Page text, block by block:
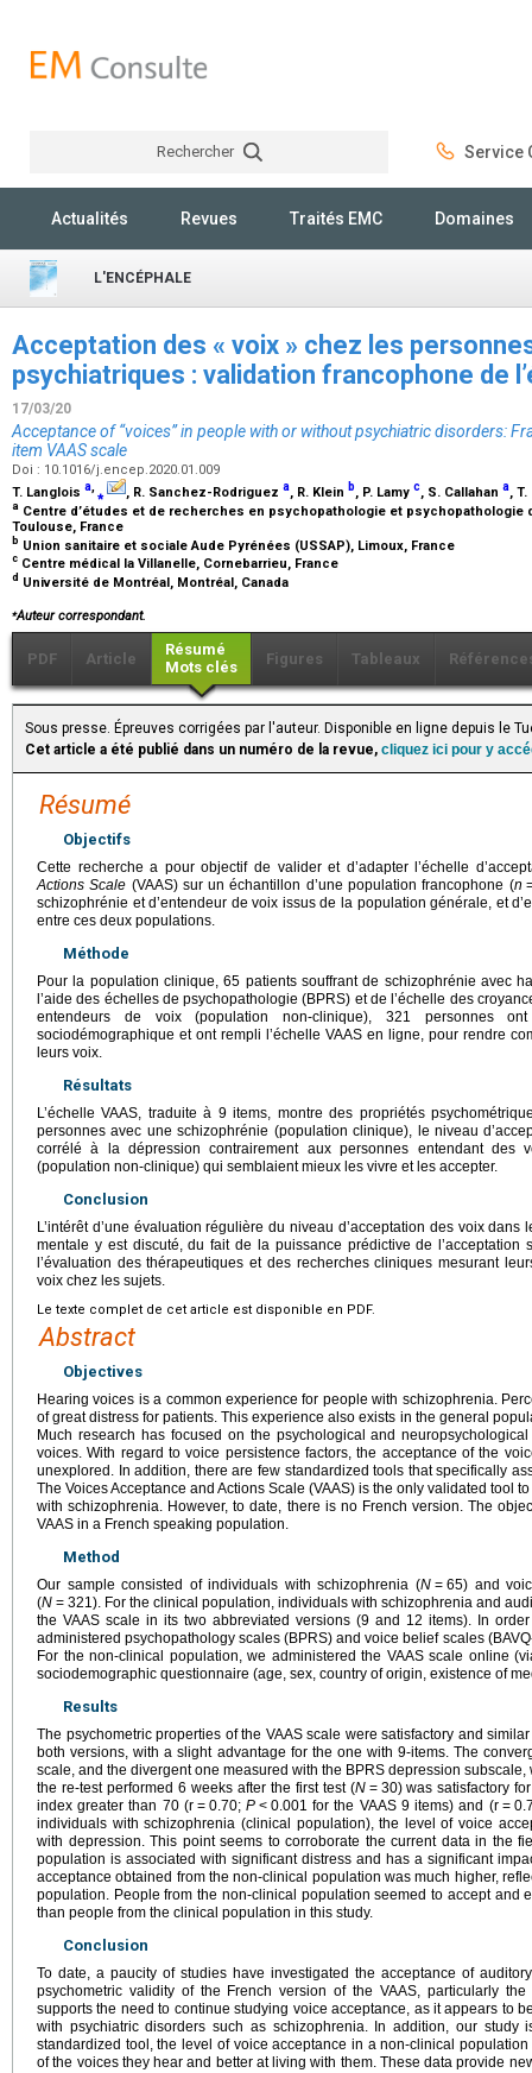
Rechercher Service
Actualités Revues Traités EMC Domaines
L'ENCÉPHALE
Acceptation des « voix » chez les
psychiatriques : validation francophone de
17/03/20
Acceptance of “voices” in people with or without psychiatric disorders:
item VAAS scale
Doi : 10.1016/j.encep.2020.01.009
T. Langlois a,⁎ , R. Sanchez-Rodriguez a, R. Klein b, P. Lamy c, S. Callahan a,
a Centre d’études et de recherches en psychopathologie et psychopathologie
Toulouse, France
b Union sanitaire et sociale Aude Pyrénées (USSAP), Limoux, France
c Centre médical la Villanelle, Cornebarrieu, France
d Université de Montréal, Montréal, Canada
⁎Auteur correspondant.
PDF Article
Résumé
Mots clés
Figures Tableaux
Sous presse. Épreuves corrigées par l'auteur. Disponible en ligne depuis le
Cet article a été publié dans un numéro de la revue, cliquez ici pour y
Résumé
Objectifs
Cette recherche a pour objectif de valider et d’adapter l’échelle
Actions Scale (VAAS) sur un échantillon d’une population francophone (n
schizophrénie et d’entendeur de voix issus de la population générale, et
entre ces deux populations.
Méthode
Pour la population clinique, 65 patients souffrant de schizophrénie avec
l’aide des échelles de psychopathologie (BPRS) et de l’échelle des
entendeurs de voix (population non-clinique), 321 personnes
sociodémographique et ont rempli l’échelle VAAS en ligne, pour rendre
leurs voix.
Résultats
L’échelle VAAS, traduite à 9 items, montre des propriétés
personnes avec une schizophrénie (population clinique), le niveau
corrélé à la dépression contrairement aux personnes entendant des
(population non-clinique) qui semblaient mieux les vivre et les accepter.
Conclusion
L’intérêt d’une évaluation régulière du niveau d’acceptation des voix
mentale y est discuté, du fait de la puissance prédictive de
l’évaluation des thérapeutiques et des recherches cliniques mesurant
voix chez les sujets.
Le texte complet de cet article est disponible en PDF.
Abstract
Objectives
Hearing voices is a common experience for people with schizophrenia.
of great distress for patients. This experience also exists in the general
Much research has focused on the psychological and
voices. With regard to voice persistence factors, the acceptance of the
unexplored. In addition, there are few standardized tools that specifically
The Voices Acceptance and Actions Scale (VAAS) is the only validated tool
with schizophrenia. However, to date, there is no French version. The
VAAS in a French speaking population.
Method
Our sample consisted of individuals with schizophrenia (N = 65) and
(N = 321). For the clinical population, individuals with schizophrenia and
the VAAS scale in its two abbreviated versions (9 and 12 items). In
administered psychopathology scales (BPRS) and voice belief scales
For the non-clinical population, we administered the VAAS scale online
sociodemographic questionnaire (age, sex, country of origin, existence of
Results
The psychometric properties of the VAAS scale were satisfactory and
both versions, with a slight advantage for the one with 9-items. The
scale, and the divergent one measured with the BPRS depression
the re-test performed 6 weeks after the first test (N = 30) was satisfactory
index greater than 70 (r = 0.70;P < 0.001 for the VAAS 9 items) and (r =
individuals with schizophrenia (clinical population), the level of voice
with depression. This point seems to corroborate the current data in the
population is associated with significant distress and has a significant
acceptance obtained from the non-clinical population was much higher,
population. People from the non-clinical population seemed to accept and
than people from the clinical population in this study.
Conclusion
To date, a paucity of studies have investigated the acceptance of
psychometric validity of the French version of the VAAS, particularly
supports the need to continue studying voice acceptance, as it appears to
with psychiatric disorders such as schizophrenia. In addition, our
standardized tool, the level of voice acceptance in a non-clinical
of the voices they hear and better at living with them. These data provide